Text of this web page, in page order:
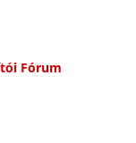
Fórum